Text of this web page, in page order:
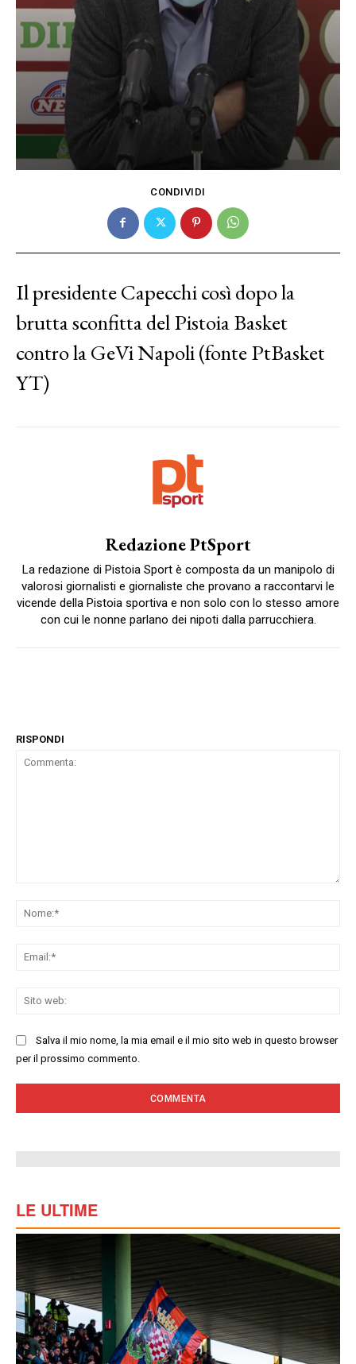
CONDIVIDI
Il presidente Capecchi così dopo la
brutta sconfitta del Pistoia Basket
contro la GeVi Napoli (fonte PtBasket
YT)
Redazione PtSport
La redazione di Pistoia Sport è composta da un manipolo di
valorosi giornalisti e giornaliste che provano a raccontarvi le
vicende della Pistoia sportiva e non solo con lo stesso amore
con cui le nonne parlano dei nipoti dalla parrucchiera.
RISPONDI
Salva il mio nome, la mia email e il mio sito web in questo browser
per il prossimo commento.
LE ULTIME